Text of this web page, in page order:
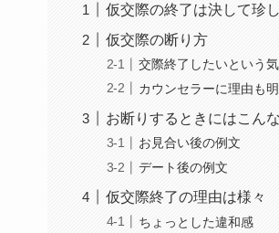
仮交際の終了は決して珍
仮交際の断り方
交際終了したいという
カウンセラーに理由も
お断りするときにはこん
お見合い後の例文
デート後の例文
仮交際終了の理由は様々
ちょっとした違和感